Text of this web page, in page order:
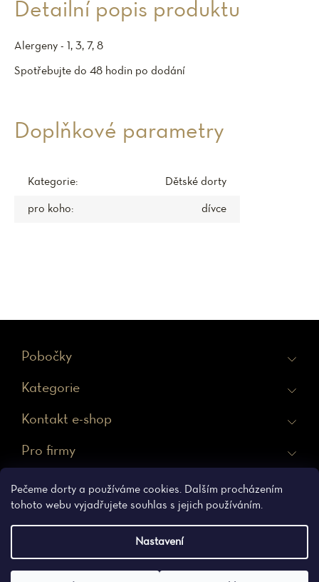
Pečeme dorty a používáme cookies. Dalším procházením
tohoto webu vyjadřujete souhlas s jejich používáním.
Nastavení
Detailní popis produktu
Alergeny - 1, 3, 7, 8
Spotřebujte do 48 hodin po dodání
Doplňkové parametry
Kategorie: Dětské dorty
pro koho: dívce
Pobočky
Kategorie
Kontakt e-shop
Pro firmy
Ochrana osobních údajů Obchodní podmínky
Vytvořil Shoptet